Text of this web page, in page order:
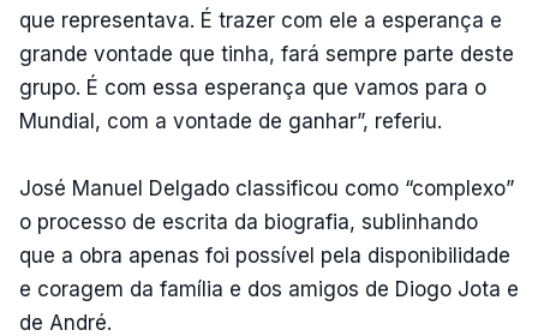
que representava. É trazer com ele a esperança e
grande vontade que tinha, fará sempre parte deste
grupo. É com essa esperança que vamos para o
Mundial, com a vontade de ganhar”, referiu.
José Manuel Delgado classificou como “complexo”
o processo de escrita da biografia, sublinhando
que a obra apenas foi possível pela disponibilidade
e coragem da família e dos amigos de Diogo Jota e
de André.